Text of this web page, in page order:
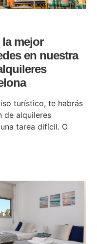
mejor
en nuestra
turístico, te habrás
de alquileres
tarea difícil. O